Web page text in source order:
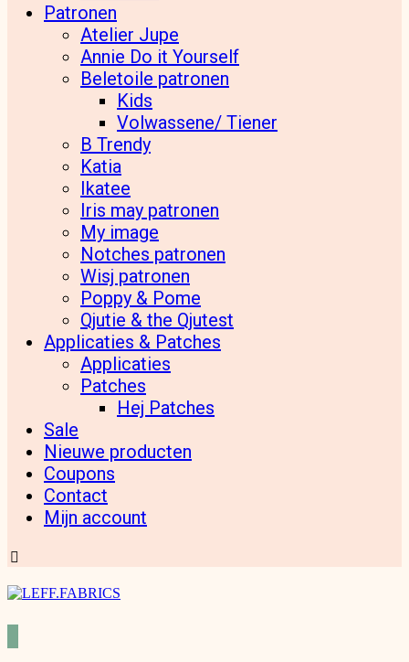
Patronen
Atelier Jupe
Annie Do it Yourself
Beletoile patronen
Kids
Volwassene/ Tiener
B Trendy
Katia
Ikatee
Iris may patronen
My image
Notches patronen
Wisj patronen
Poppy & Pome
Qjutie & the Qjutest
Applicaties & Patches
Applicaties
Patches
Hej Patches
Sale
Nieuwe producten
Coupons
Contact
Mijn account